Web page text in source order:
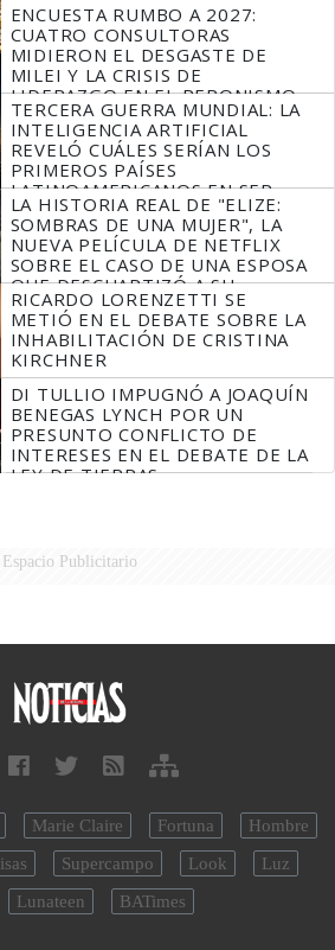
ENCUESTA RUMBO A 2027:
CUATRO CONSULTORAS
MIDIERON EL DESGASTE DE
MILEI Y LA CRISIS DE
LIDERAZGO EN EL PERONISMO
TERCERA GUERRA MUNDIAL: LA
INTELIGENCIA ARTIFICIAL
REVELÓ CUÁLES SERÍAN LOS
PRIMEROS PAÍSES
LATINOAMERICANOS EN SER
DERROTADOS
LA HISTORIA REAL DE "ELIZE:
SOMBRAS DE UNA MUJER", LA
NUEVA PELÍCULA DE NETFLIX
SOBRE EL CASO DE UNA ESPOSA
QUE DESCUARTIZÓ A SU
MARIDO
RICARDO LORENZETTI SE
METIÓ EN EL DEBATE SOBRE LA
INHABILITACIÓN DE CRISTINA
KIRCHNER
DI TULLIO IMPUGNÓ A JOAQUÍN
BENEGAS LYNCH POR UN
PRESUNTO CONFLICTO DE
INTERESES EN EL DEBATE DE LA
LEY DE TIERRAS
Espacio Publicitario
Marie Claire Fortuna
Hombre
Supercampo Look
Luz
Lunateen BATimes